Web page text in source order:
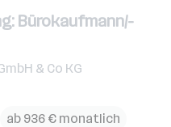
Bürokaufmann/-
& Co KG
ab 936 € monatlich